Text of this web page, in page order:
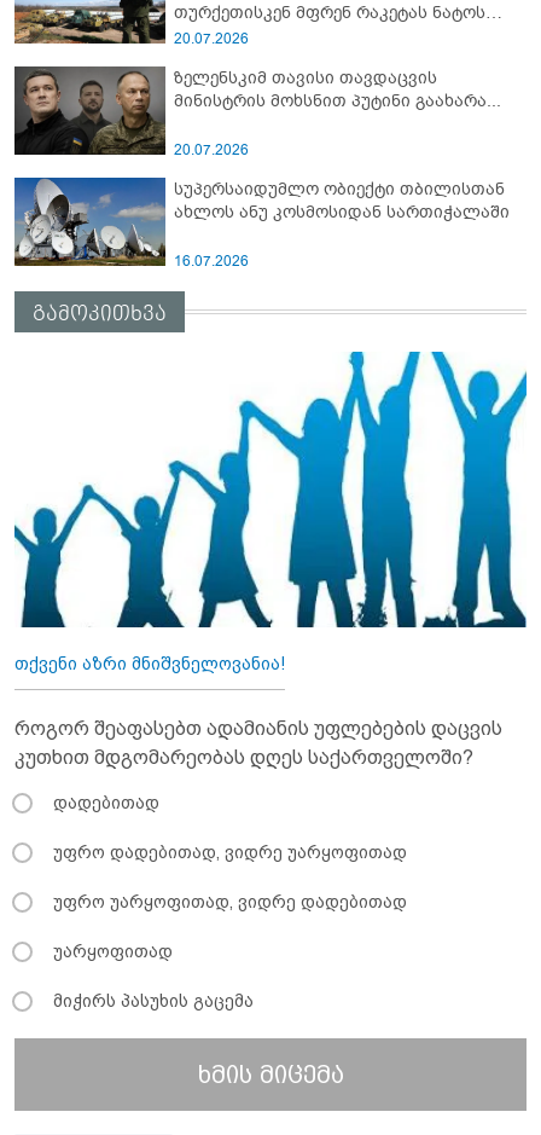
თურქეთისკენ მფრენ რაკეტას ნატოს
სამიტი კინაღამ ჩაუშლია
20.07.2026
ზელენსკიმ თავისი თავდაცვის
მინისტრის მოხსნით პუტინი გაახარა...
20.07.2026
სუპერსაიდუმლო ობიექტი თბილისთან
ახლოს ანუ კოსმოსიდან სართიჭალაში
16.07.2026
გამოკითხვა
თქვენი აზრი მნიშვნელოვანია!
როგორ შეაფასებთ ადამიანის უფლებების დაცვის
კუთხით მდგომარეობას დღეს საქართველოში?
დადებითად
უფრო დადებითად, ვიდრე უარყოფითად
უფრო უარყოფითად, ვიდრე დადებითად
უარყოფითად
მიჭირს პასუხის გაცემა
ხმის მიცემა